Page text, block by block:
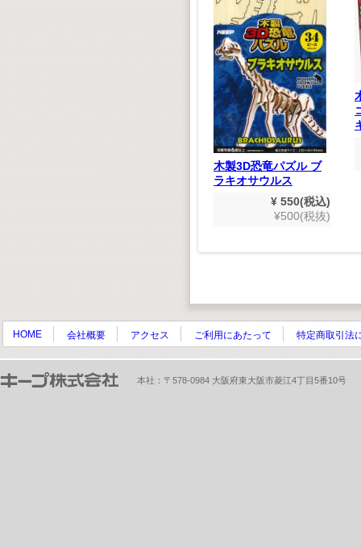
のうた
ター
税込)
税抜)
ジグソーパズル おい
しいたべもの
¥ 660(税込)
¥600(税抜)
木製3D恐竜パズル ブ
ラキオサウルス
¥ 550(税込)
¥500(税抜)
HOME 会社概要 アクセス ご利用にあたって 特定商取引法
本社：〒578-0984 大阪府東大阪市菱江4丁目5番10号